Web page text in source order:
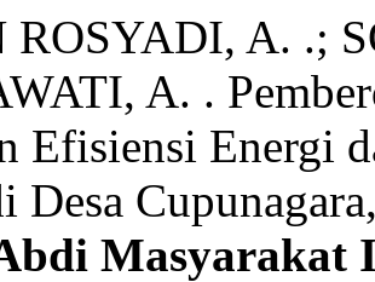
ROSYADI, A. .;
A. .
Efisiensi Energi
Desa
Masyarakat